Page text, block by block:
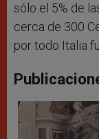
sólo el 5% de
cerca de 300
por todo Italia